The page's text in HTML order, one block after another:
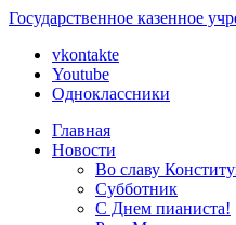
Государственное казенное
vkontakte
Youtube
Одноклассники
Главная
Новости
Во славу
Субботник
С Днем пианиста!